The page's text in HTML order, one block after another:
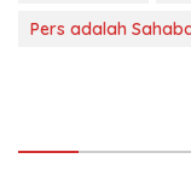
Pers adalah